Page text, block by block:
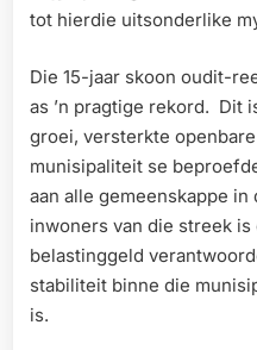
tot hierdie uitsonderlike
Die 15-jaar skoon oudit-
as ’n pragtige rekord. Dit
groei, versterkte
munisipaliteit se
aan alle gemeenskappe
inwoners van die streek is
belastinggeld
stabiliteit binne die
is.